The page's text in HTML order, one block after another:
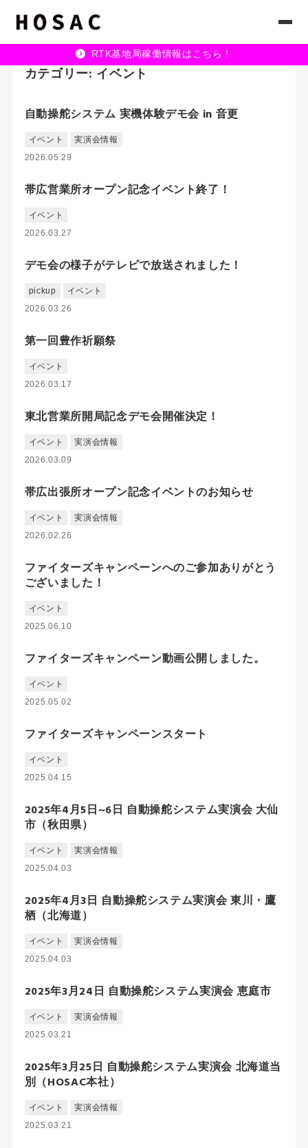
RTK基地局稼働情報はこちら！
カテゴリー: イベント
自動操舵システム 実機体験デモ会 in 音更
イベント
実演会情報
2026.05.29
帯広営業所オープン記念イベント終了！
イベント
2026.03.27
デモ会の様子がテレビで放送されました！
pickup
イベント
2026.03.26
第一回豊作祈願祭
イベント
2026.03.17
東北営業所開局記念デモ会開催決定！
イベント
実演会情報
2026.03.09
帯広出張所オープン記念イベントのお知らせ
イベント
実演会情報
2026.02.26
ファイターズキャンペーンへのご参加ありがとう
ございました！
イベント
2025.06.10
ファイターズキャンペーン動画公開しました。
イベント
2025.05.02
ファイターズキャンペーンスタート
イベント
2025.04.15
2025年4月5日~6日 自動操舵システム実演会 大仙
市（秋田県）
イベント
実演会情報
2025.04.03
2025年4月3日 自動操舵システム実演会 東川・鷹
栖（北海道）
イベント
実演会情報
2025.04.03
2025年3月24日 自動操舵システム実演会 恵庭市
イベント
実演会情報
2025.03.21
2025年3月25日 自動操舵システム実演会 北海道当
別（HOSAC本社）
イベント
実演会情報
2025.03.21